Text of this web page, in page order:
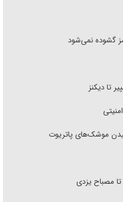
گشوده نمی‌شود
تا دیکنز
موشک‌های پاتریوت
مصباح یزدی